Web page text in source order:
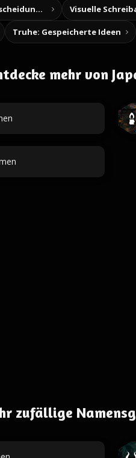
Baue deine eigenen Entscheidungsabenteuer Visuelle
Truhe: Gespeicherte Ideen
mehr von
zufällige